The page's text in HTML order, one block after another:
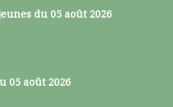
du 05 août 2026
05 août 2026